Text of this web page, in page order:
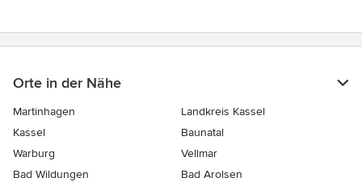
Orte in der Nähe
Martinhagen
Landkreis Kassel
Kassel
Baunatal
Warburg
Vellmar
Bad Wildungen
Bad Arolsen